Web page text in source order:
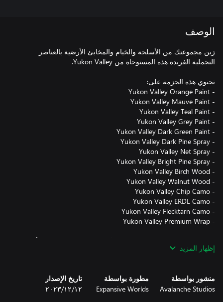
الوصف
زين مجموعتك من الأسلحة والخيام والمخابئ الأرضية بالعناصر
محتويات هذه الحزمة تجميلية فقط ويُمكن تطبيقها على جميع الأسلحة
والخيام والمخابئ في اللعبة. يُمكن معاينتها داخل اللعبة مجانًا قبل
إظهار المزيد
منشور بواسطة
Avalanche Studios
مطورة بواسطة
Expansive Worlds
تاريخ الإصدار
١٢‏/١٢‏/٢٠٢٣